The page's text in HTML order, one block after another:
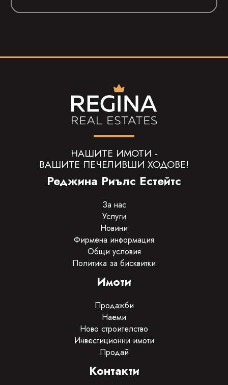
НАШИТЕ ИМОТИ -
ВАШИТЕ ПЕЧЕЛИВШИ ХОДОВЕ!
Реджина Риълс Естейтс
За нас
Услуги
Новини
Фирмена информация
Общи условия
Политика за бисквитки
Имоти
Продажби
Наеми
Ново строителство
Инвестиционни имоти
Продай
Контакти